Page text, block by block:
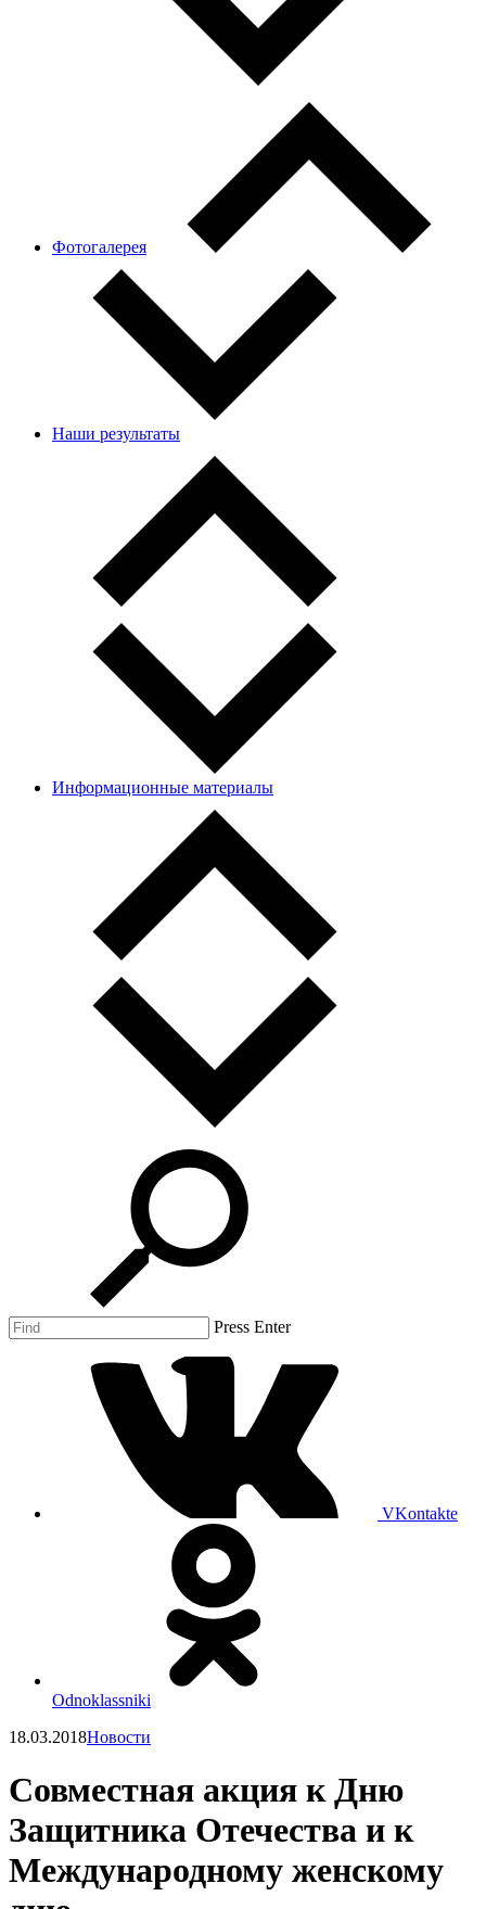
Фотогалерея
Наши результаты
Информационные материалы
Press Enter
VKontakte
Odnoklassniki
18.03.2018Новости
Совместная акция к Дню
Защитника Отечества и к
Международному женскому